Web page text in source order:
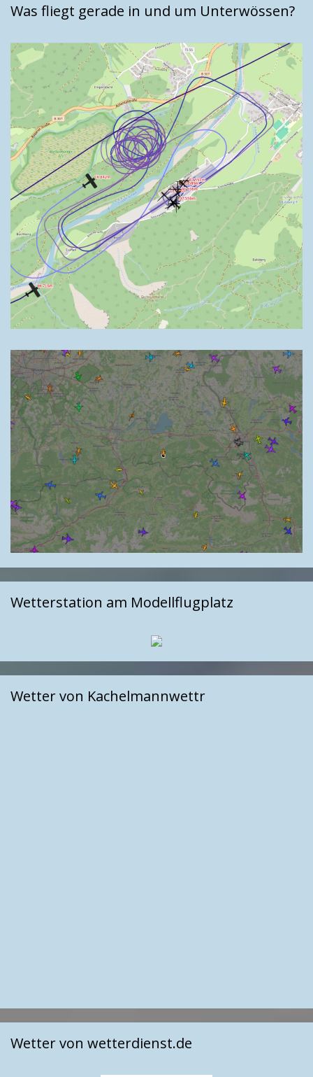
Was fliegt gerade in und um Unterwössen?
Wetterstation am Modellflugplatz
Wetter von Kachelmannwettr
Wetter von wetterdienst.de